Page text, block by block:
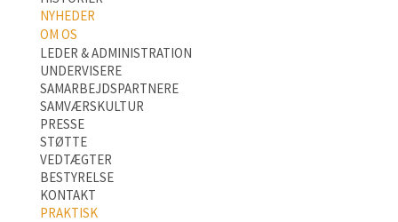
NYHEDER
OM OS
LEDER & ADMINISTRATION
UNDERVISERE
SAMARBEJDSPARTNERE
SAMVÆRSKULTUR
PRESSE
STØTTE
VEDTÆGTER
BESTYRELSE
KONTAKT
PRAKTISK